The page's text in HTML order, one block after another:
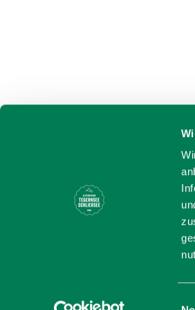
Sprache wählen: